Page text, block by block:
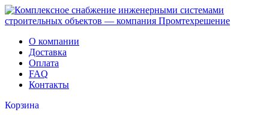
О компании
Доставка
Оплата
FAQ
Контакты
Корзина